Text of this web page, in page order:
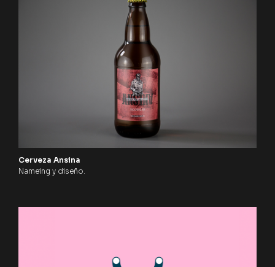
Cerveza Ansina
Nameing y diseño.